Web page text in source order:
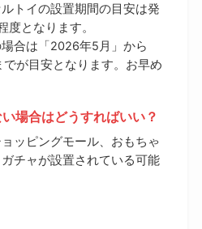
トイの設置期間の目安は発
度となります。
合は「2026年5月」から
でが目安となります。お早め
場合はどうすればいい？
ッピングモール、おもちゃ
チャが設置されている可能